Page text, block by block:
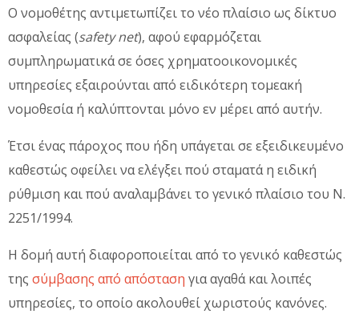
Ο νομοθέτης αντιμετωπίζει το νέο πλαίσιο ως δίκτυο
ασφαλείας (safety net), αφού εφαρμόζεται
συμπληρωματικά σε όσες χρηματοοικονομικές
υπηρεσίες εξαιρούνται από ειδικότερη τομεακή
νομοθεσία ή καλύπτονται μόνο εν μέρει από αυτήν.
Έτσι ένας πάροχος που ήδη υπάγεται σε εξειδικευμένο
καθεστώς οφείλει να ελέγξει πού σταματά η ειδική
ρύθμιση και πού αναλαμβάνει το γενικό πλαίσιο του Ν.
2251/1994.
Η δομή αυτή διαφοροποιείται από το γενικό καθεστώς
της σύμβασης από απόσταση για αγαθά και λοιπές
υπηρεσίες, το οποίο ακολουθεί χωριστούς κανόνες.